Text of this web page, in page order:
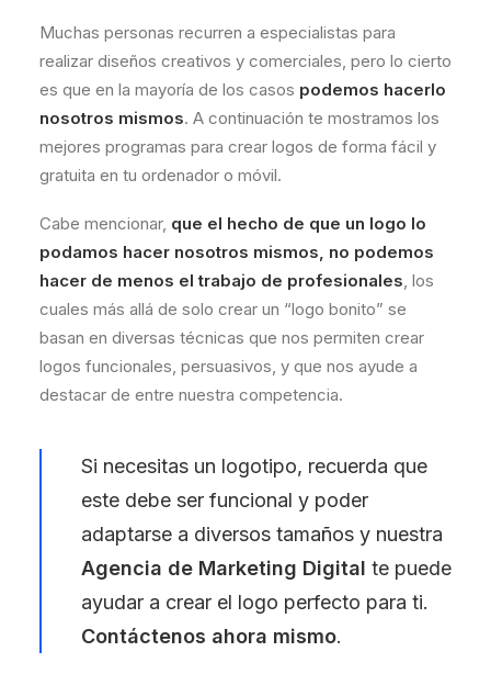
Muchas personas recurren a especialistas para
realizar diseños creativos y comerciales, pero lo cierto
es que en la mayoría de los casos podemos hacerlo
nosotros mismos. A continuación te mostramos los
mejores programas para crear logos de forma fácil y
gratuita en tu ordenador o móvil.
Cabe mencionar, que el hecho de que un logo lo
podamos hacer nosotros mismos, no podemos
hacer de menos el trabajo de profesionales , los
cuales más allá de solo crear un “logo bonito” se
basan en diversas técnicas que nos permiten crear
logos funcionales, persuasivos, y que nos ayude a
destacar de entre nuestra competencia.
Si necesitas un logotipo, recuerda que
este debe ser funcional y poder
adaptarse a diversos tamaños y nuestra
Agencia de Marketing Digital te puede
ayudar a crear el logo perfecto para ti.
Contáctenos ahora mismo.